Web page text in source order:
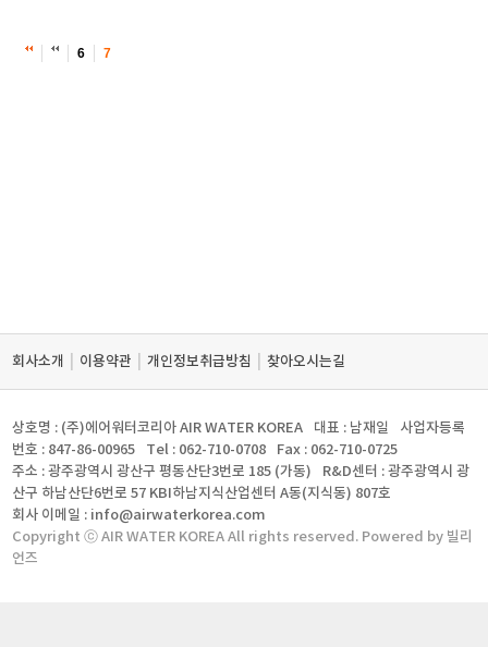
6 7
회사소개 이용약관 개인정보취급방침 찾아오시는길
상호명 : (주)에어워터코리아 AIR WATER KOREA 대표 : 남재일
사업자등록
번호 : 847-86-00965
Tel : 062-710-0708
Fax : 062-710-0725
주소 : 광주광역시 광산구 평동산단3번로 185 (가동)
R&D센터 : 광주광역시 광
산구 하남산단6번로 57 KBI하남지식산업센터 A동(지식동) 807호
회사 이메일 : info@airwaterkorea.com
Copyright ⓒ AIR WATER KOREA All rights reserved. Powered by 빌리
언즈